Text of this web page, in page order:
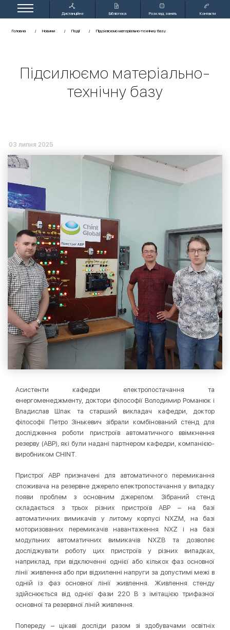
Дистанційне
Бібліотека Розклад занять Контакти
Головна Новини Події Підсилюємо матеріально-технічну базу
Підсилюємо матеріально-
технічну базу
03 липня 2025
Асистенти кафедри електропостачання та
енергоменеджменту, доктори філософії Володимир Романюк і
Владислав Шпак та старший викладач кафедри, доктор
філософії Петро Зінькевич зібрали комбінований стенд для
дослідження роботи пристроїв автоматичного ввімкнення
резерву (АВР), які були надані партнером кафедри, компанією-
виробником CHINT.
Пристрої АВР призначені для автоматичного перемикання
споживача на резервне джерело електропостачання у випадку
появи проблем з основним джерелом. Зібраний стенд
складається з трьох різних пристроїв АВР – на базі
автоматичних вимикачів у литому корпусі NXZM, на базі
моторизованих перемикачів навантаження NXZ і на базі
модульних автоматичних вимикачів NXZB та дозволяє
досліджувати роботу цих пристроїв у різних випадках,
наприклад, при відключенні однієї або кількох фаз основної
лінії живлення або при відхиленні напруги за допустимі межі в
одній із фаз основної лінії живлення. Живлення стенду
здійснюється від однієї фази 220 В з імітацією трифазної
основної та резервної ліній живлення.
Попереду – цікаві досліди разом зі здобувачами освітніх